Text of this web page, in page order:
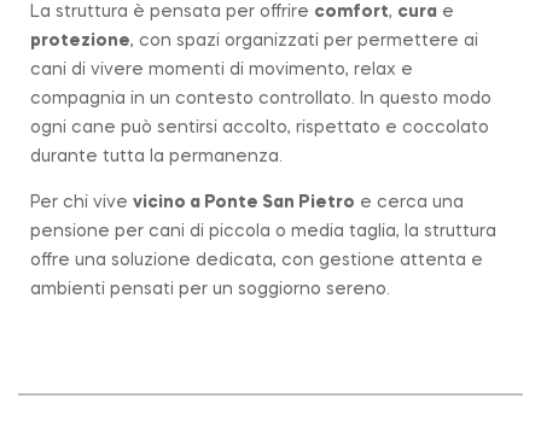
La struttura è pensata per offrire comfort, cura e
protezione, con spazi organizzati per permettere ai
cani di vivere momenti di movimento, relax e
compagnia in un contesto controllato. In questo modo
ogni cane può sentirsi accolto, rispettato e coccolato
durante tutta la permanenza.
Per chi vive vicino a Ponte San Pietro e cerca una
pensione per cani di piccola o media taglia, la struttura
offre una soluzione dedicata, con gestione attenta e
ambienti pensati per un soggiorno sereno.